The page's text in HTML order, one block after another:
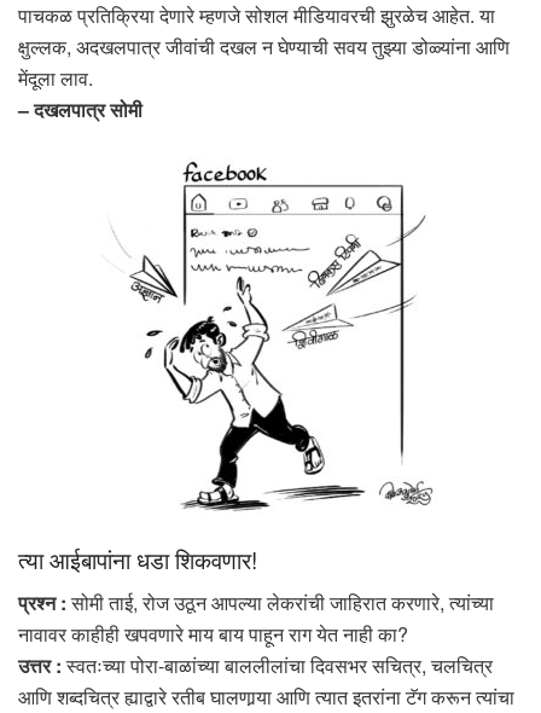
पाचकळ प्रतिक्रिया देणारे म्हणजे सोशल मीडियावरची झुरळेच आहेत. या
क्षुल्लक, अदखलपात्र जीवांची दखल न घेण्याची सवय तुझ्या डोळ्यांना आणि
मेंदूला लाव.
– दखलपात्र सोमी
त्या आईबापांना धडा शिकवणार!
प्रश्न :सोमी ताई, रोज उठून आपल्या लेकरांची जाहिरात करणारे, त्यांच्या
नावावर काहीही खपवणारे माय बाय पाहून राग येत नाही का?
उत्तर :स्वतःच्या पोरा-बाळांच्या बाललीलांचा दिवसभर सचित्र, चलचित्र
आणि शब्दचित्र ह्याद्वारे रतीब घालणार्‍या आणि त्यात इतरांना टॅग करून त्यांचा